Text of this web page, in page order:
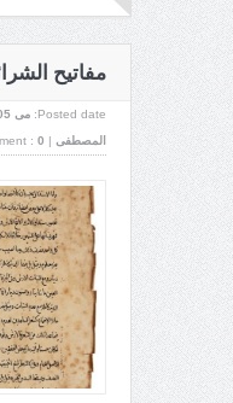
مفاتيح
Posted date: می 05, 2018
المصطفى |
: 0